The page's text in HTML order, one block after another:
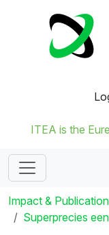
ITEA is the
Impact &
Superprecies